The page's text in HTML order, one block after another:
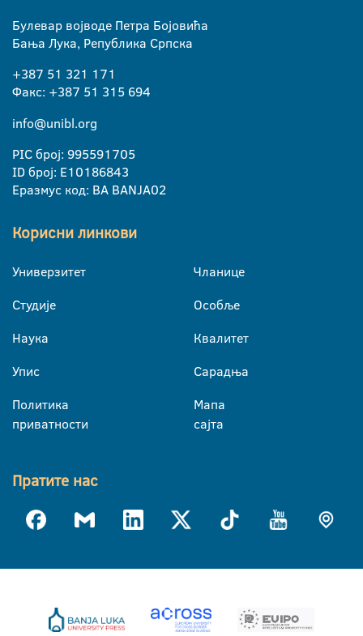
Булевар војводе Петра Бојовића
Бања Лука, Република Српска
+387 51 321 171
Факс: +387 51 315 694
info@unibl.org
PIC број: 995591705
ID број: E10186843
Еразмус код: BA BANJA02
Корисни линкови
Универзитет
Студије
Наука
Упис
Политика
приватности
Чланице
Особље
Квалитет
Сарадња
Мапа
сајта
Пратите нас